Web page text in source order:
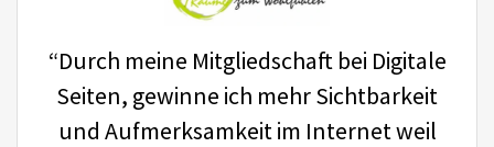
“Durch meine Mitgliedschaft bei Digitale
Seiten, gewinne ich mehr Sichtbarkeit
und Aufmerksamkeit im Internet weil